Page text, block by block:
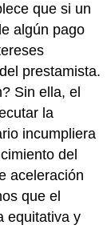
que si un
algún pago
prestamista.
Sin ella, el
la
incumpliera
del
aceleración
que el
equitativa y